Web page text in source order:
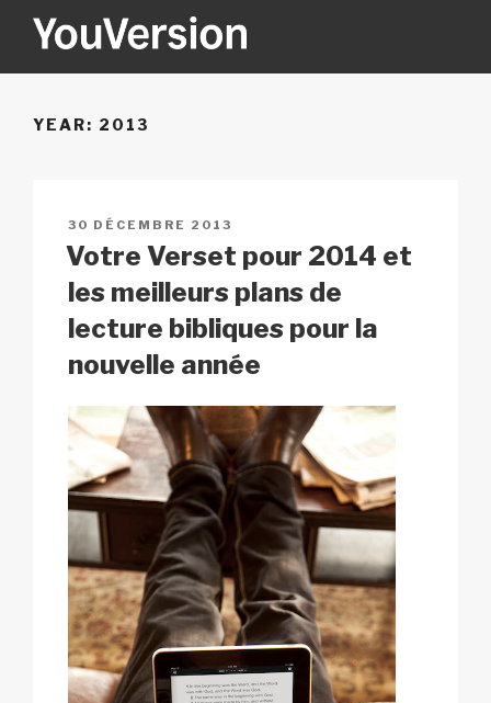
YOUVERSION
YEAR: 2013
PUBLIÉ
LE
30 DÉCEMBRE 2013
Votre Verset pour 2014 et
les meilleurs plans de
lecture bibliques pour la
nouvelle année